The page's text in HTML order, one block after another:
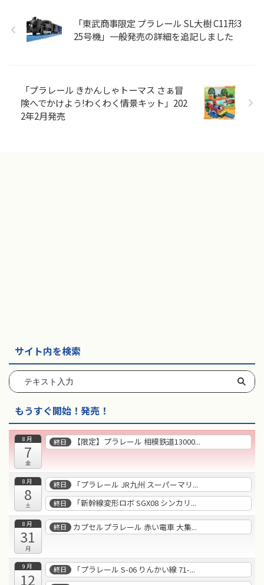
「東武商事限定 プラレール SL大樹 C11形3
25号機」一般発売の詳細を追記しました
「プラレール きかんしゃトーマス さぁ冒
険へでかけよう!わくわく情景キット」202
2年2月発売
サイト内を検索
もうすぐ開始！発売！
8月
7
金
終日 【限定】プラレール 相模鉄道13000...
8月
8
土
終日 「プラレール JR九州 スーパーマリ...
終日 「新幹線変形ロボ SGX08 シンカリ...
8月
31
月
終日 カプセルプラレール 赤い電車 大集...
9月
12
終日 「プラレール S-06 りんかい線 71-...